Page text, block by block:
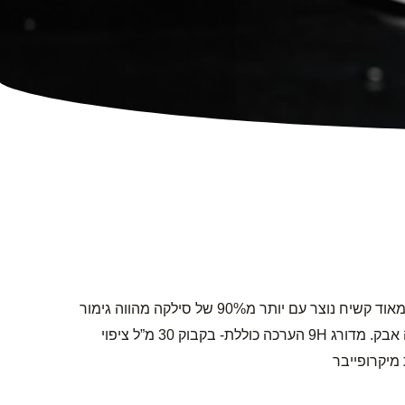
wheel – גלגלים ומתכת ציפוי ננו לגלגלי מגנזיום ומתכת. זהו ציפוי מאוד קשיח נוצר עם יותר מ90% של סילקה מהווה גימור
מולקולרי דמוי זכוכית מספק עמידות לחום גבוה מונע חלודה ודוחה אבק. מדורג 9H הערכה כוללת- בקבוק 30 מ”ל ציפוי